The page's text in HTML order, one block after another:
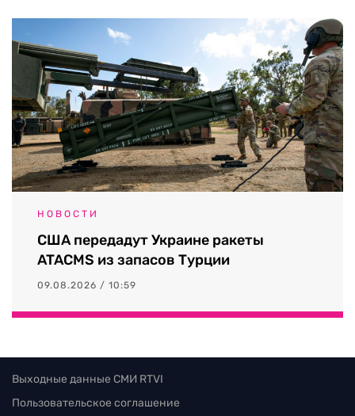
НОВОСТИ
США передадут Украине ракеты
ATACMS из запасов Турции
09.08.2026 / 10:59
Выходные данные СМИ RTVI
Пользовательское соглашение